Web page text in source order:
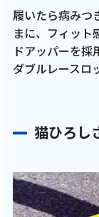
履いたら病みつ
まに、フィット
ドアッパーを採
ダブルレースロ
猫ひろし